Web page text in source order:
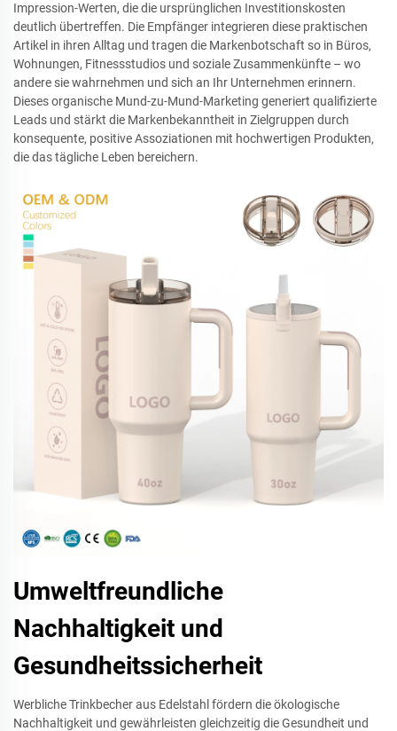
Impression-Werten, die die ursprünglichen Investitionskosten
deutlich übertreffen. Die Empfänger integrieren diese praktischen
Artikel in ihren Alltag und tragen die Markenbotschaft so in Büros,
Wohnungen, Fitnessstudios und soziale Zusammenkünfte – wo
andere sie wahrnehmen und sich an Ihr Unternehmen erinnern.
Dieses organische Mund-zu-Mund-Marketing generiert qualifizierte
Leads und stärkt die Markenbekanntheit in Zielgruppen durch
konsequente, positive Assoziationen mit hochwertigen Produkten,
die das tägliche Leben bereichern.
Umweltfreundliche
Nachhaltigkeit und
Gesundheitssicherheit
Werbliche Trinkbecher aus Edelstahl fördern die ökologische
Nachhaltigkeit und gewährleisten gleichzeitig die Gesundheit und